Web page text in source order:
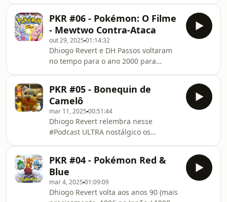
sua carreira, responde aos ouvintes e
relembra todas as curiosidades de ter
dublado o pretenso Mestre Pokémon
e dono do Pikachu, o rati
glitch, que deveria ser SECRETO, para
pegar o lendário Pokémon de número
151: o Mew! Vem descobrir um
MONTE de informações novas e dar
risada com esse podcast engraçadão!
[LINK] Como Fazer o Glitch do
MewQuer mandar seus cacarecos de
Pokémon pra gente? Anota o endere
PKR #06 - Pokémon: O Filme
- Mewtwo Contra-Ataca
out 29, 2025 01:14:32
Dhiogo Revert e DH Passos voltaram
no tempo para o ano 2000 para
Mewtwo Contra-Ataca nos cinemas e
VHS! Você também se emocionou com
a jornada de Ash e Pikachu para
enfrentar o Pokémon mais forte de
todos?!
PKR #05 - Bonequin de
Camelô
mar 11, 2025 00:51:44
Dhiogo Revert⁠⁠ relembra nesse
#Podcast ULTRA nostálgico os
montes em lojinhas, banquinhas e
qualquer lugar que adoraria abrigar
os brinquedos advindos diretamente
do Paraguai. Você teve algum
PKR #04 - Pokémon Red &
Blue
mar 4, 2025 01:09:09
Dhiogo Revert⁠ volta aos anos 90 (mais